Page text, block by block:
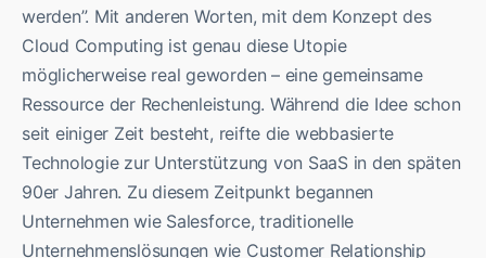
werden”. Mit anderen Worten, mit dem Konzept des
Cloud Computing ist genau diese Utopie
möglicherweise real geworden – eine gemeinsame
Ressource der Rechenleistung. Während die Idee schon
seit einiger Zeit besteht, reifte die webbasierte
Technologie zur Unterstützung von SaaS in den späten
90er Jahren. Zu diesem Zeitpunkt begannen
Unternehmen wie Salesforce, traditionelle
Unternehmenslösungen wie Customer Relationship